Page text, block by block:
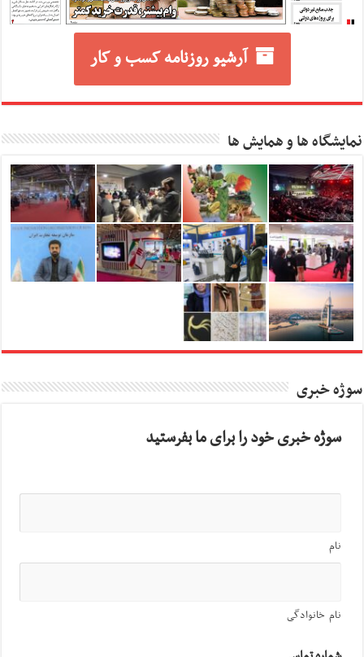
آرشیو روزنامه کسب و کار
نمایشگاه ها و همایش ها
سوژه خبری
سوژه خبری خود را برای ما بفرستید
نام
نام خانوادگی